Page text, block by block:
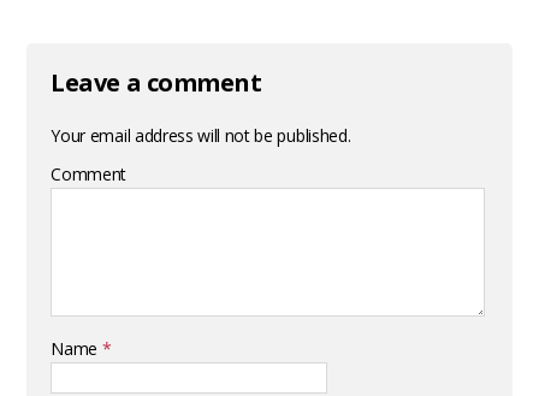
Leave a comment
Your email address will not be published.
Comment
Name *